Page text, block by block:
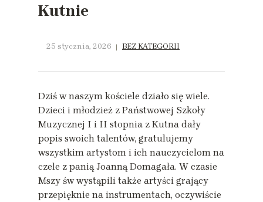
Kutnie
25 stycznia, 2026 BEZ KATEGORII
Dziś w naszym kościele działo się wiele.
Dzieci i młodzież z Państwowej Szkoły
Muzycznej I i II stopnia z Kutna dały
popis swoich talentów, gratulujemy
wszystkim artystom i ich nauczycielom na
czele z panią Joanną Domagała. W czasie
Mszy św wystąpili także artyści grający
przepięknie na instrumentach, oczywiście